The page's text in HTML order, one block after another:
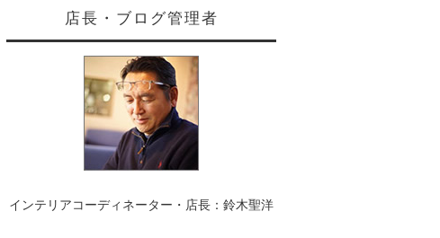
店長・ブログ管理者
インテリアコーディネーター・店長：鈴木聖洋